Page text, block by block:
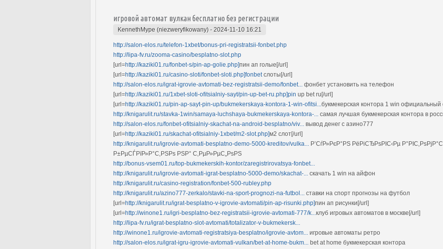
игровой автомат вулкан бесплатно без регистрации
KennethMype (niezweryfikowany) - 2024-11-10 16:21
http://salon-elos.ru/telefon-1xbet/bonus-pri-registratsii-fonbet.php
http://lipa-fv.ru/zooma-casino/besplatno-slot.php
[url=http://kaziki01.ru/fonbet-s/pin-ap-golie.php]пин ап голые[/url]
[url=http://kaziki01.ru/casino-sloti/fonbet-sloti.php]fonbet слоты[/url]
http://salon-elos.ru/igrat-igrovie-avtomati-bez-registratsii-demo/fonbet...
фонбет установить на телефон
[url=http://kaziki01.ru/1xbet-sloti-ofitsialniy-sayt/pin-up-bet-ru.php]pin up bet ru[/url]
[url=http://kaziki01.ru/pin-ap-sayt-pin-up/bukmekerskaya-kontora-1-win-ofitsi... букмекерская контора 1 win официальный
http://knigarulit.ru/stavka-1win/samaya-luchshaya-bukmekerskaya-kontora-...
самая лучшая букмекерская контора в
http://salon-elos.ru/fonbet-ofitsialniy-skachat-na-android-besplatno/viv...
вывод денег с азино777
[url=http://kaziki01.ru/skachat-ofitsialniy-1xbet/m2-slot.php]м2 слот[/url]
http://knigarulit.ru/igrovie-avtomati-besplatno-demo-5000-kreditov/vulka...
Р’СѓР»РєР°РЅ РёРіСЂРѕРІС‹Рµ
Р±РµСЃРїР»Р°С‚РЅРѕ РЅР° С‚РµР»РµС„РѕРЅ
http://bonus-vsem01.ru/top-bukmekerskih-kontor/zaregistrirovatsya-fonbet...
http://knigarulit.ru/igrovie-avtomati-igrat-besplatno-5000-demo/skachat-...
скачать 1 win на айфон
http://knigarulit.ru/casino-registration/fonbet-500-rubley.php
http://knigarulit.ru/azino777-zerkalo/stavki-na-sport-prognozi-na-futbol...
ставки на спорт прогнозы на футбол
[url=http://knigarulit.ru/igrat-besplatno-v-igrovie-avtomati/pin-ap-risunki.php]пин ап рисунки[/url]
[url=http://winone1.ru/igri-besplatno-bez-registratsii-igrovie-avtomati-777/k... клуб игровых автоматов в москве[/url]
http://lipa-fv.ru/igrat-besplatno-slot-avtomati/totalizator-v-bukmekersk...
http://winone1.ru/igrovie-avtomati-registratsiya-besplatno/igrovie-avtom...
игровые автоматы ретро
http://salon-elos.ru/igrat-igru-igrovie-avtomati-vulkan/bet-at-home-bukm...
bet at home букмекерская контора